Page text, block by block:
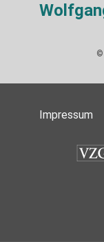
©
Impressum